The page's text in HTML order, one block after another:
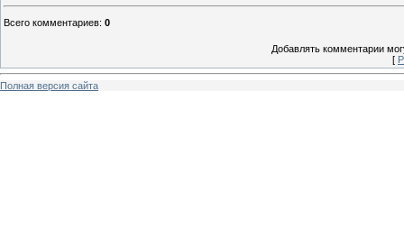
Всего комментариев: 0
Добавлять комментарии
[
Полная версия сайта